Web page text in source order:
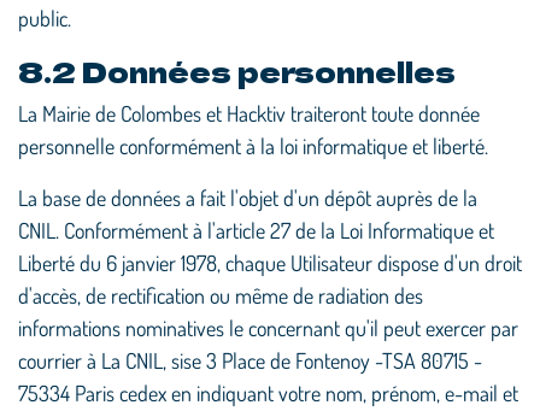
public.
8.2 Données personnelles
La Mairie de Colombes et Hacktiv traiteront toute donnée
personnelle conformément à la loi informatique et liberté.
La base de données a fait l'objet d'un dépôt auprès de la
CNIL. Conformément à l'article 27 de la Loi Informatique et
Liberté du 6 janvier 1978, chaque Utilisateur dispose d'un droit
d'accès, de rectification ou même de radiation des
informations nominatives le concernant qu'il peut exercer par
courrier à La CNIL, sise 3 Place de Fontenoy -TSA 80715 -
75334 Paris cedex en indiquant votre nom, prénom, e-mail et